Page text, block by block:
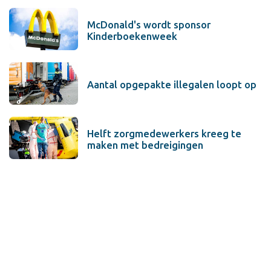
McDonald's wordt sponsor
Kinderboekenweek
Aantal opgepakte illegalen loopt op
Helft zorgmedewerkers kreeg te
maken met bedreigingen